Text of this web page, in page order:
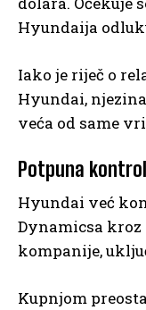
Hyundaija
Iako je riječ o
Hyundai,
veća od same
Potpuna
Hyundai već
Dynamicsa
kompanije,
Kupnjom